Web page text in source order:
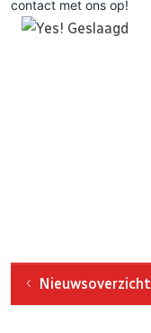
contact met ons op!
Nieuwsoverzicht